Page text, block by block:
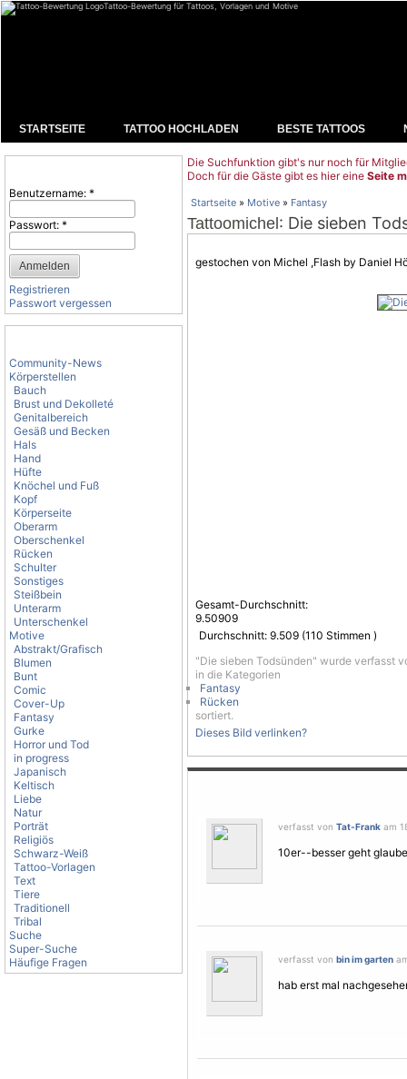
Tattoo-Bewertung für Tattoos, Vorlagen und Motive
STARTSEITE TATTOO HOCHLADEN BESTE TATTOOS
Benutzername: *
Passwort: *
Registrieren
Passwort vergessen
Community-News
Körperstellen
Bauch
Brust und Dekolleté
Genitalbereich
Gesäß und Becken
Hals
Hand
Hüfte
Knöchel und Fuß
Kopf
Körperseite
Oberarm
Oberschenkel
Rücken
Schulter
Sonstiges
Steißbein
Unterarm
Unterschenkel
Motive
Abstrakt/Grafisch
Blumen
Bunt
Comic
Cover-Up
Fantasy
Gurke
Horror und Tod
in progress
Japanisch
Keltisch
Liebe
Natur
Porträt
Religiös
Schwarz-Weiß
Tattoo-Vorlagen
Text
Tiere
Traditionell
Tribal
Suche
Super-Suche
Häufige Fragen
Die Suchfunktion gibt's nur noch für
Doch für die Gäste gibt es hier eine Seite
Startseite » Motive » Fantasy
Tattoomichel : Die sieben
gestochen von Michel ,Flash by Daniel
Gesamt-Durchschnitt:
9.50909
Durchschnitt: 9.509 (110 Stimmen )
"Die sieben Todsünden" wurde verfasst
in die Kategorien
Fantasy
Rücken
sortiert.
Dieses Bild verlinken?
verfasst von Tat-Frank am
10er--besser geht
verfasst von bin im garten
hab erst mal